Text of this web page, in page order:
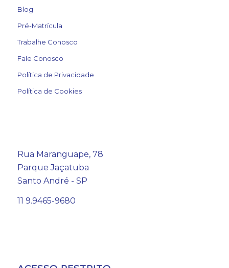
Blog
Pré-Matrícula
Trabalhe Conosco
Fale Conosco
Política de Privacidade
Política de Cookies
Rua Maranguape, 78
Parque Jaçatuba
Santo André - SP
11 9.9465-9680